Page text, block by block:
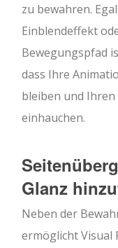
zu bewahren.
Einblendeffekt
Bewegungspfad
dass Ihre
bleiben und
einhauchen.
Glanz
Neben der
ermöglicht Visual